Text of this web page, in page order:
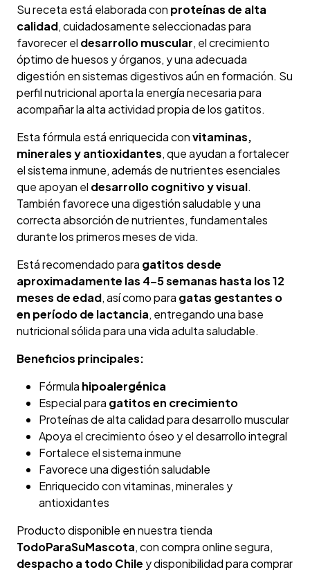
Su receta está elaborada con proteínas de alta
calidad, cuidadosamente seleccionadas para
favorecer el desarrollo muscular, el crecimiento
óptimo de huesos y órganos, y una adecuada
digestión en sistemas digestivos aún en formación. Su
perfil nutricional aporta la energía necesaria para
acompañar la alta actividad propia de los gatitos.
Esta fórmula está enriquecida convitaminas,
minerales y antioxidantes, que ayudan a fortalecer
el sistema inmune, además de nutrientes esenciales
que apoyan el desarrollo cognitivo y visual.
También favorece una digestión saludable y una
correcta absorción de nutrientes, fundamentales
durante los primeros meses de vida.
Está recomendado para gatitos desde
aproximadamente las 4–5 semanas hasta los 12
meses de edad, así como para gatas gestantes o
en período de lactancia, entregando una base
nutricional sólida para una vida adulta saludable.
Beneficios principales:
Fórmula hipoalergénica
Especial para gatitos en crecimiento
Proteínas de alta calidad para desarrollo muscular
Apoya el crecimiento óseo y el desarrollo integral
Fortalece el sistema inmune
Favorece una digestión saludable
Enriquecido con vitaminas, minerales y
antioxidantes
Producto disponible en nuestra tienda
TodoParaSuMascota, con compra online segura,
despacho a todo Chile y disponibilidad para comprar